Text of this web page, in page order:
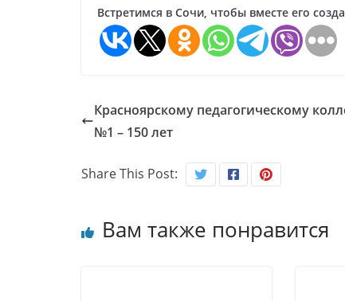
Встретимся в Сочи, чтобы вместе его
Красноярскому педагогическому
№1 – 150 лет
Share This Post:
Вам также понравится